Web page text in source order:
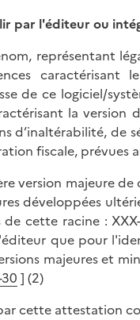
par l'éditeur ou
représentant
caractérisant
de ce logiciel/
la version
d’inaltérabilité, de
fiscale, prévues
version majeure
développées
cette racine :
que pour
majeures et
] (2)
cette attestation